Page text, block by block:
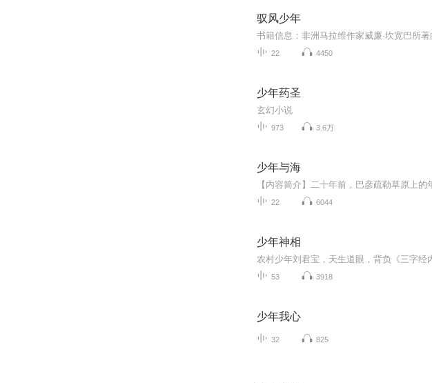
驭风少年
22 4450
少年药圣
玄幻小说
973 3.6万
少年与海
22 6044
少年神相
53 3918
少年我心
32 825